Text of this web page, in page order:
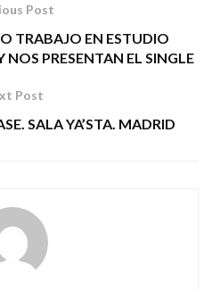
Post
TRABAJO EN ESTUDIO
NOS PRESENTAN EL SINGLE
Post
SALA YA’STA. MADRID